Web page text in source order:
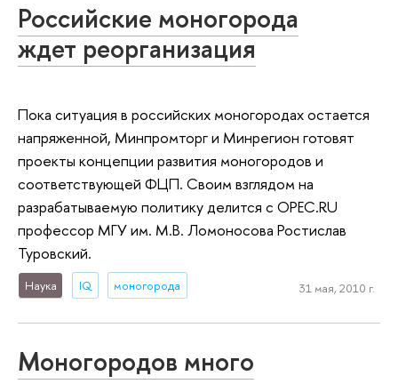
Российские моногорода
ждет реорганизация
Пока ситуация в российских моногородах остается
напряженной, Минпромторг и Минрегион готовят
проекты концепции развития моногородов и
соответствующей ФЦП. Своим взглядом на
разрабатываемую политику делится с OPEC.RU
профессор МГУ им. М.В. Ломоносова Ростислав
Туровский.
Наука IQ моногорода 31 мая, 2010 г.
Моногородов много